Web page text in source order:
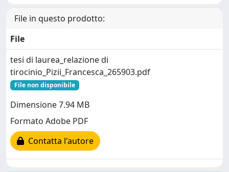
File in questo prodotto:
File
tesi di laurea_relazione di
tirocinio_Pizii_Francesca_265903.pdf
File non disponibile
Dimensione 7.94 MB
Formato Adobe PDF
Contatta l'autore